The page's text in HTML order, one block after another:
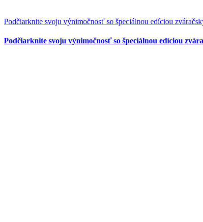
Podčiarknite svoju výnimočnosť so špeciálnou edíciou
Podčiarknite svoju výnimočnosť so špeciálnou edíciou